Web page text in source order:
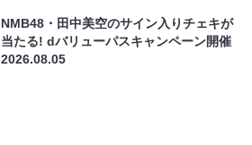
NMB48・田中美空のサイン入りチェキが
当たる! dバリューパスキャンペーン開催
2026.08.05